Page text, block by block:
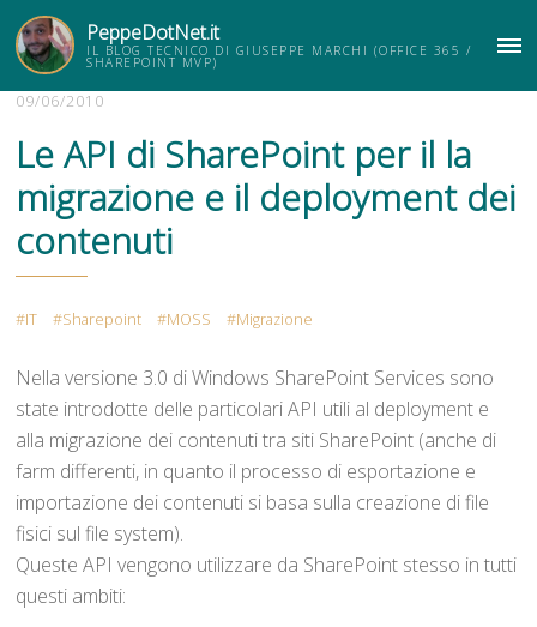
PeppeDotNet.it
IL BLOG TECNICO DI GIUSEPPE MARCHI (OFFICE 365 /
SHAREPOINT MVP)
09/06/2010
Le API di SharePoint per il la
migrazione e il deployment dei
contenuti
IT Sharepoint MOSS Migrazione
Nella versione 3.0 di Windows SharePoint Services sono
state introdotte delle particolari API utili al deployment e
alla migrazione dei contenuti tra siti SharePoint (anche di
farm differenti, in quanto il processo di esportazione e
importazione dei contenuti si basa sulla creazione di file
fisici sul file system).
Queste API vengono utilizzare da SharePoint stesso in tutti
questi ambiti: